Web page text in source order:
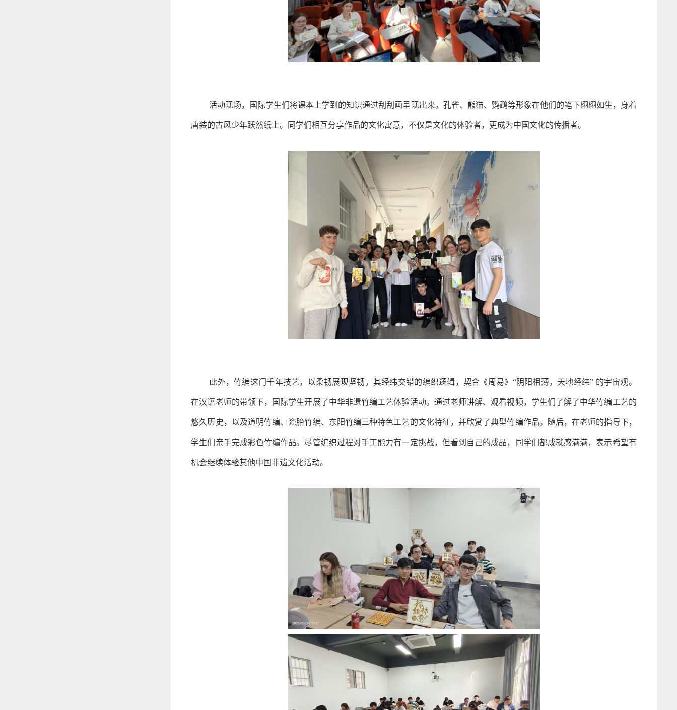
活动现场，国际学生们将课本上学到的知识通过刮刮画呈现出来。孔雀、熊猫、鹦鹉等形象在他们的笔下栩栩如生，身着
唐装的古风少年跃然纸上。同学们相互分享作品的文化寓意，不仅是文化的体验者，更成为中国文化的传播者。
此外，竹编这门千年技艺，以柔韧展现坚韧，其经纬交错的编织逻辑，契合《周易》“阴阳相薄，天地经纬” 的宇宙观。
在汉语老师的带领下，国际学生开展了中华非遗竹编工艺体验活动。通过老师讲解、观看视频，学生们了解了中华竹编工艺的
悠久历史，以及道明竹编、瓷胎竹编、东阳竹编三种特色工艺的文化特征，并欣赏了典型竹编作品。随后，在老师的指导下，
学生们亲手完成彩色竹编作品。尽管编织过程对手工能力有一定挑战，但看到自己的成品，同学们都成就感满满，表示希望有
机会继续体验其他中国非遗文化活动。